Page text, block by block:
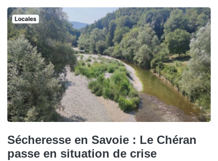
Locales
Sécheresse en Savoie : Le Chéran
passe en situation de crise